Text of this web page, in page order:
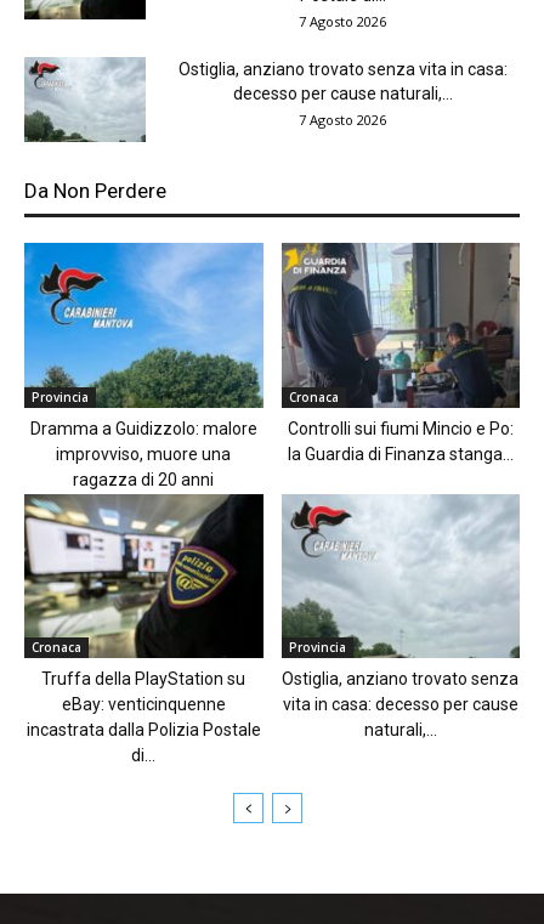
7 Agosto 2026
Ostiglia, anziano trovato senza vita in casa:
decesso per cause naturali,...
7 Agosto 2026
Da Non Perdere
Provincia
Dramma a Guidizzolo: malore
improvviso, muore una
ragazza di 20 anni
Cronaca
Controlli sui fiumi Mincio e Po:
la Guardia di Finanza stanga...
Cronaca
Truffa della PlayStation su
eBay: venticinquenne
incastrata dalla Polizia Postale
di...
Provincia
Ostiglia, anziano trovato senza
vita in casa: decesso per cause
naturali,...